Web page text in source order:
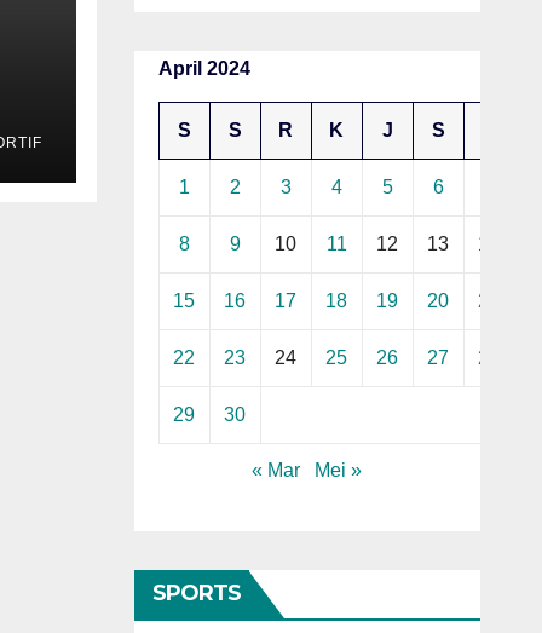
April 2024
S S R K J S
1 2 3 4 5 6
8 9 10 11 12 13 14
15 16 17 18 19 20 21
22 23 24 25 26 27 28
29 30
« Mar Mei »
SPORTS